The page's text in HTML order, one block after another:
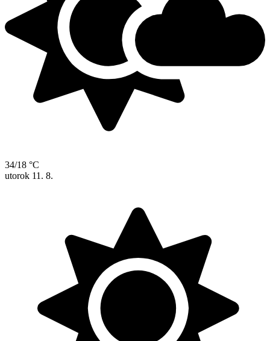
34/18 °C
utorok 11. 8.